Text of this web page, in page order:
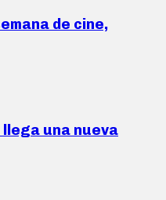
de cine,
llega una nueva